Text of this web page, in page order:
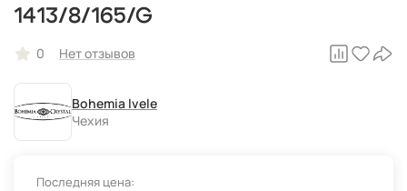
1413/8/165/G
0 Нет отзывов
Bohemia Ivele
Чехия
Последняя цена: